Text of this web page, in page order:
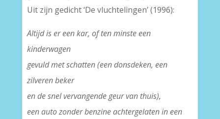
Uit zijn gedicht ‘De vluchtelingen’ (1996):
Altijd is er een kar, of ten minste een
kinderwagen
gevuld met schatten (een donsdeken, een
zilveren beker
en de snel vervangende geur van thuis),
een auto zonder benzine achtergelaten in een